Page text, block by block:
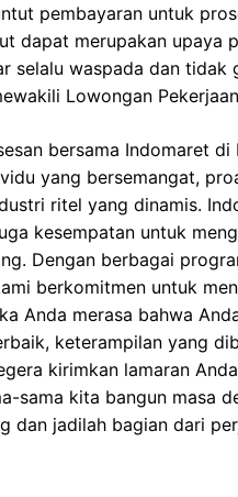
pembayaran untuk
dapat merupakan upaya
selalu waspada dan tidak
Lowongan
bersama Indomaret di
yang bersemangat,
ritel yang dinamis.
kesempatan untuk
Dengan berbagai
berkomitmen untuk
Anda merasa bahwa
keterampilan yang
kirimkan lamaran
sama kita bangun masa
dan jadilah bagian dari